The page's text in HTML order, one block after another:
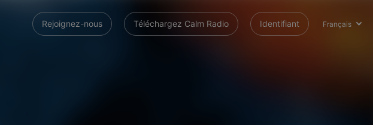
Rejoignez-nous Téléchargez Calm Radio Identifiant Français